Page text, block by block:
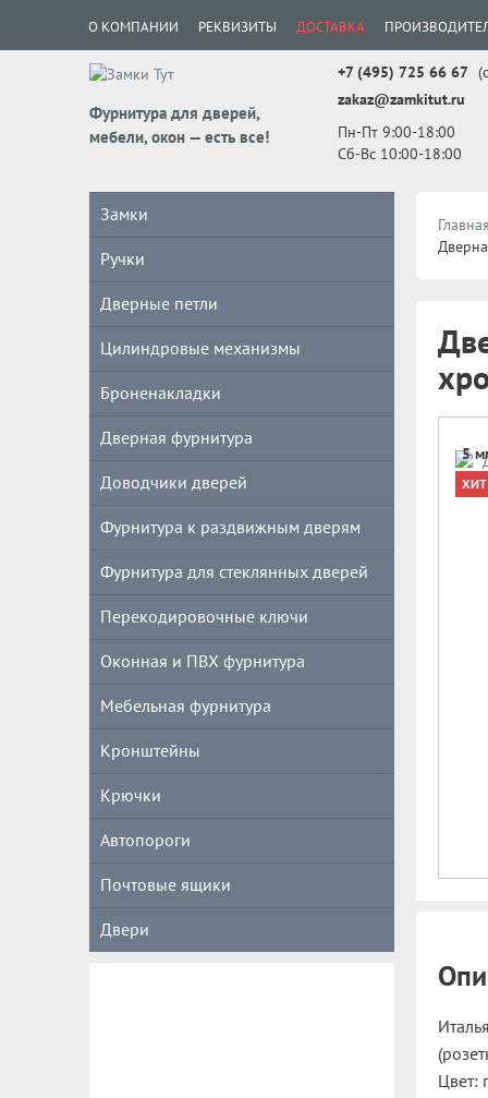
О КОМПАНИИ РЕКВИЗИТЫ ДОСТАВКА
Фурнитура для дверей,
мебели, окон — есть все!
+7 (495) 725 66 67
zakaz@zamkitut.ru
Пн-Пт 9:00-18:00
Сб-Вс 10:00-18:00
Замки
Ручки
Дверные петли
Цилиндровые механизмы
Броненакладки
Дверная фурнитура
Доводчики дверей
Фурнитура к раздвижным дверям
Фурнитура для стеклянных дверей
Перекодировочные ключи
Оконная и ПВХ фурнитура
Мебельная фурнитура
Кронштейны
Крючки
Автопороги
Почтовые ящики
Двери
5
Цвет: